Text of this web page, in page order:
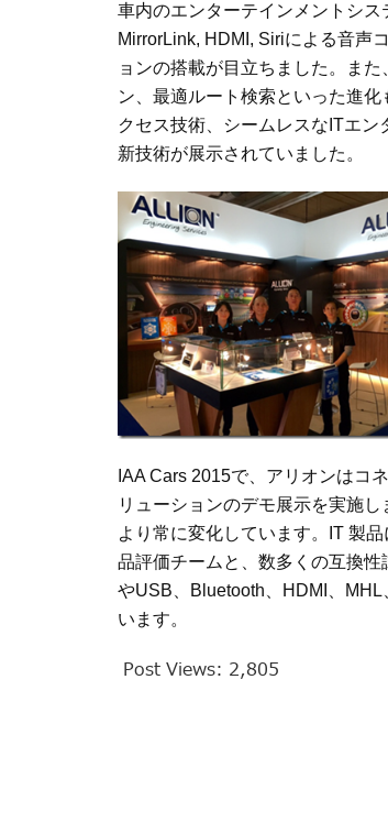
車内のエンターテインメントシ
MirrorLink, HDMI, Siriによる音声
ョンの搭載が目立ちました。また
ン、最適ルート検索といった進化
クセス技術、シームレスな ITエン
新技術が展示されていました。
IAA Cars 2015で、アリオンはコ
リューションのデモ展示を実施
より常に変化しています。
IT製品
品評価チームと、数多くの互換
やUSB Bluetooth HDMI MHL
います。
Post Views: 2,805